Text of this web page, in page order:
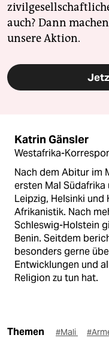
auch? Dann
unsere Aktion.
Katrin Gänsler
Westafrika-
Nach dem Abitur im
ersten Mal
Leipzig, Helsinki
Afrikanistik. Nach
Schleswig-Holstein
Benin. Seitdem
besonders gerne
Entwicklungen und
Religion zu tun hat.
Themen #Mali